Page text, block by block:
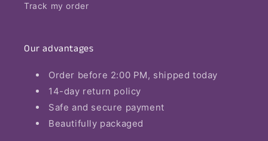
Track my order
Our advantages
Order before 2:00 PM, shipped today
14-day return policy
Safe and secure payment
Beautifully packaged